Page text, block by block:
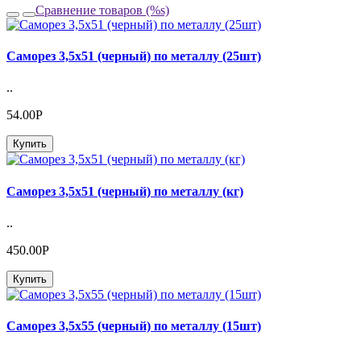
Сравнение товаров (%s)
Саморез 3,5х51 (черный) по металлу (25шт)
..
54.00Р
Купить
Саморез 3,5х51 (черный) по металлу (кг)
..
450.00Р
Купить
Саморез 3,5х55 (черный) по металлу (15шт)